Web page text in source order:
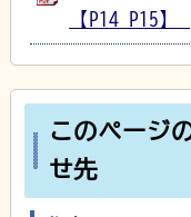
【P14_P15
このページ
せ先